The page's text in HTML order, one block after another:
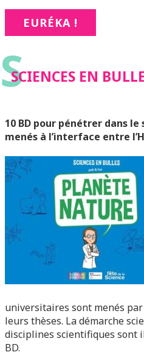
EURÉKA !
S
SCIENCES EN
10 BD pour pénétrer dans
menés à l’interface entre
universitaires sont menés
leurs thèses. La démarche
disciplines scientifiques sont
BD.